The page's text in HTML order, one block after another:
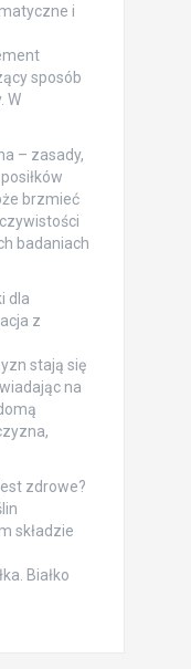
i
sposób
W
– zasady,
brzmieć
badaniach
dla
z
stają się
na
zdrowe?
składzie
Białko